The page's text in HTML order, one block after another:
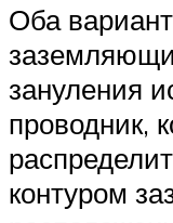
Оба
зануления
проводник,
контуром